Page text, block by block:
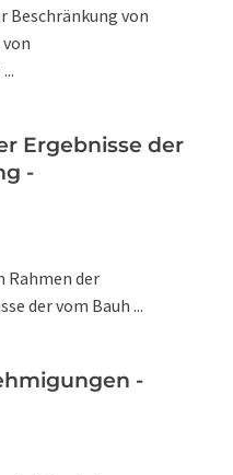
Beschränkung von
Ergebnisse der
-
Rahmen der
der vom Bauh ...
-